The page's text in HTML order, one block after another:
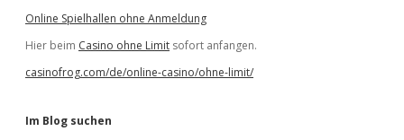
Online Spielhallen ohne Anmeldung
Hier beim Casino ohne Limit sofort anfangen.
casinofrog.com/de/online-casino/ohne-limit/
Im Blog suchen